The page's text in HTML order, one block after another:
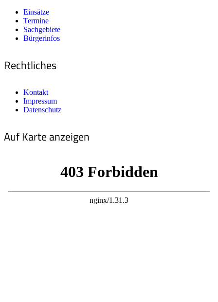
Einsätze
Termine
Sachgebiete
Bürgerinfos
Rechtliches
Kontakt
Impressum
Datenschutz
Auf Karte anzeigen